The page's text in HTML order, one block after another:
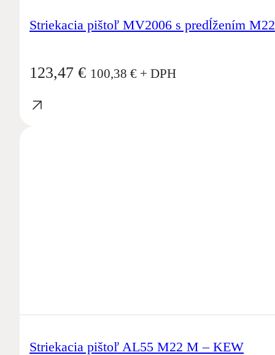
Striekacia pištoľ MV2006 s predĺžením
123,47 € 100,38 € + DPH
Striekacia pištoľ AL55 M22 M – KEW